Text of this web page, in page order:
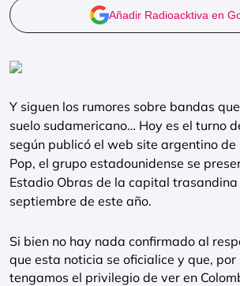
Añadir Radioacktiva en
Y siguen los rumores sobre bandas
suelo sudamericano… Hoy es el turno
según publicó el web site argentino de
Pop, el grupo estadounidense se
Estadio Obras de la capital trasandina
septiembre de este año.
Si bien no hay nada confirmado al
que esta noticia se oficialice y que, por
tengamos el privilegio de ver en